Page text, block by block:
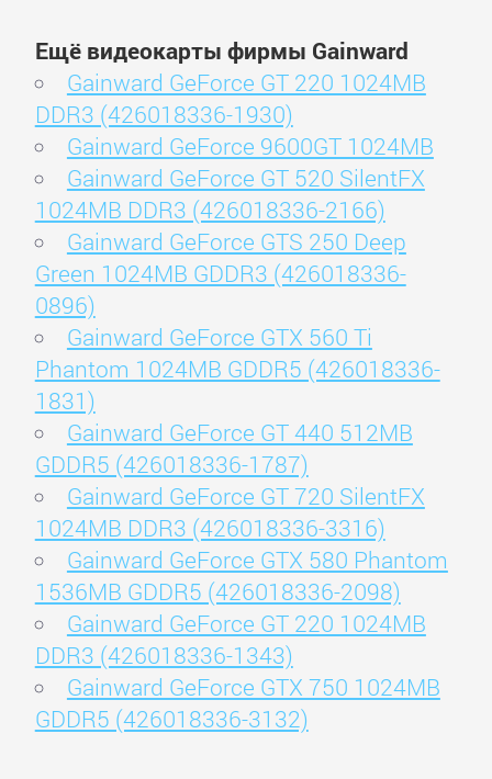
Ещё видеокарты фирмы Gainward
Gainward GeForce GT 220 1024MB
DDR3 (426018336-1930)
Gainward GeForce 9600GT 1024MB
Gainward GeForce GT 520 SilentFX
1024MB DDR3 (426018336-2166)
Gainward GeForce GTS 250 Deep
Green 1024MB GDDR3 (426018336-
0896)
Gainward GeForce GTX 560 Ti
Phantom 1024MB GDDR5 (426018336-
1831)
Gainward GeForce GT 440 512MB
GDDR5 (426018336-1787)
Gainward GeForce GT 720 SilentFX
1024MB DDR3 (426018336-3316)
Gainward GeForce GTX 580 Phantom
1536MB GDDR5 (426018336-2098)
Gainward GeForce GT 220 1024MB
DDR3 (426018336-1343)
Gainward GeForce GTX 750 1024MB
GDDR5 (426018336-3132)